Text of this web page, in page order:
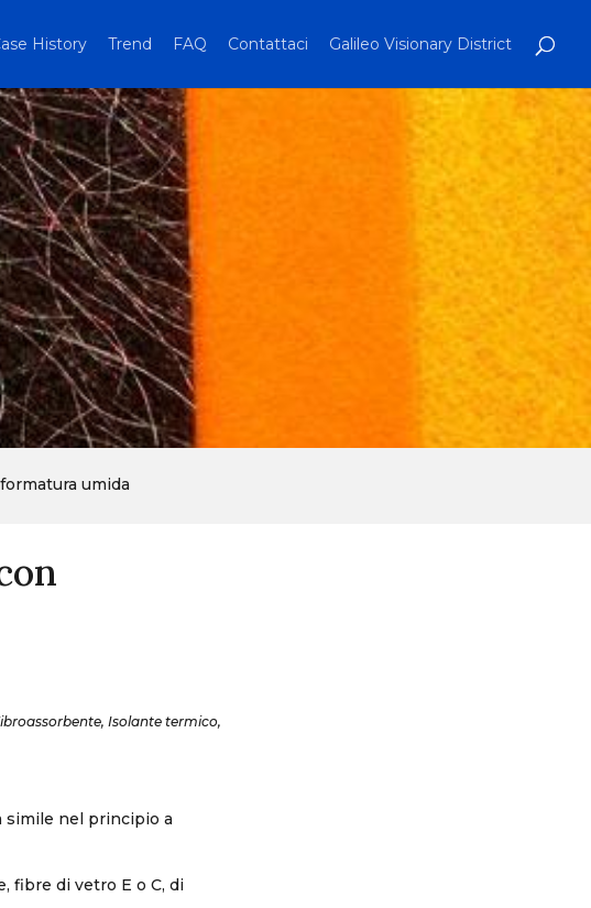
History Trend FAQ Contattaci Galileo Visionary District
umida
Isolante termico,
simile nel principio a
fibre di vetro E o C, di